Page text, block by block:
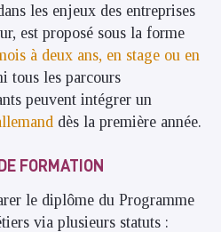
les enjeux des entreprises
est proposé sous la forme
à deux ans, en stage ou en
tous les parcours
peuvent intégrer un
dès la première année.
FORMATION
le diplôme du Programme
via plusieurs statuts :